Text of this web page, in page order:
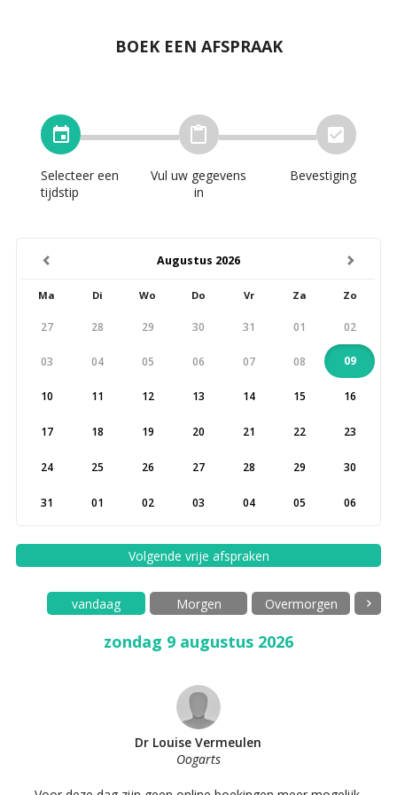
BOEK EEN AFSPRAAK
Selecteer een
tijdstip
Vul uw gegevens
in
Bevestiging
Augustus 2026 next
Ma Di Wo Do Vr Za Zo
27 28 29 30 31 01 02
03 04 05 06 07 08 09
10 11 12 13 14 15 16
17 18 19 20 21 22 23
24 25 26 27 28 29 30
31 01 02 03 04 05 06
Volgende vrije afspraken
vandaag Morgen Overmorgen
zondag 9 augustus 2026
Dr Louise Vermeulen
Oogarts